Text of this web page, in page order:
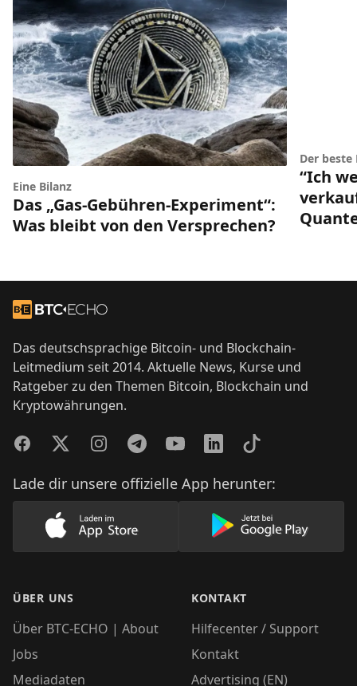
Eine Bilanz
Das „Gas-Gebühren-Experiment“:
Was bleibt von den Versprechen?
Der
“Ich
Zur Startseite
Das deutschsprachige Bitcoin- und Blockchain-
Leitmedium seit 2014. Aktuelle News, Kurse und
Ratgeber zu den Themen Bitcoin, Blockchain und
Kryptowährungen.
FacebookTwitterInstagramTelegramYouTubeLinkedInTikTok
Lade dir unsere offizielle App herunter:
Lade unsere App im AppStore herunter
Lade unsere
ÜBER UNS
Über BTC-ECHO | About
Jobs
Mediadaten
KONTAKT
Hilfecenter / Support
Kontakt
Advertising (EN)